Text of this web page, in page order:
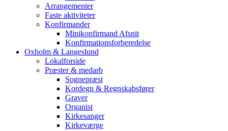
Arrangementer
Faste aktiviteter
Konfirmander
Minikonfirmand Afsnit
Konfirmationsforberedelse
Oxholm & Langeslund
Lokalforside
Præster & medarb
Sognepræst
Kordegn & Regnskabsfører
Graver
Organist
Kirkesanger
Kirkeværge